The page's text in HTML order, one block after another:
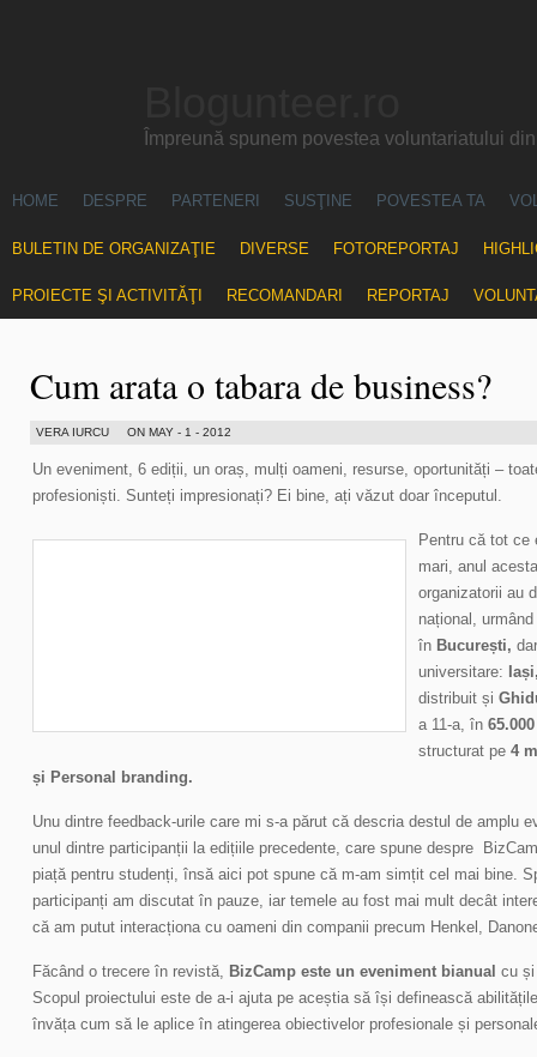
Împreună spunem povestea voluntariatului
HOME DESPRE PARTENERI SUSŢINE POVESTEA TA
BULETIN DE ORGANIZAŢIE DIVERSE FOTOREPORTAJ
PROIECTE ŞI ACTIVITĂŢI RECOMANDARI REPORTAJ
Cum arata o tabara de business?
VERA IURCU ON MAY - 1 - 2012
Un eveniment, 6 ediții, un oraș, mulți oameni, resurse, oportunități –
profesioniști. Sunteți impresionați? Ei bine, ați văzut doar începutul.
Pentru că tot
mari, anul
organizatorii au
național,
în București,
universitare:
distribuit și
a 11-a, în
structurat pe 4
și Personal branding.
Unu dintre feedback-urile care mi s-a părut că descria destul de amplu
unul dintre participanții la edițiile precedente, care spune despre
piață pentru studenți, însă aici pot spune că m-am simțit cel mai bine.
participanți am discutat în pauze, iar temele au fost mai mult decât
că am putut interacționa cu oameni din companii precum Henkel,
Făcând o trecere în revistă, BizCamp este un eveniment bianual cu și
Scopul proiectului este de a-i ajuta pe aceștia să își definească
învăța cum să le aplice în atingerea obiectivelor profesionale și